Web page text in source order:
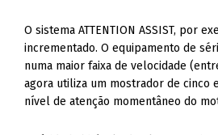
O sistema ATTENTION ASSIST, por
incrementado. O equipamento de
numa maior faixa de velocidade
agora utiliza um mostrador de cinco
nível de atenção momentâneo do